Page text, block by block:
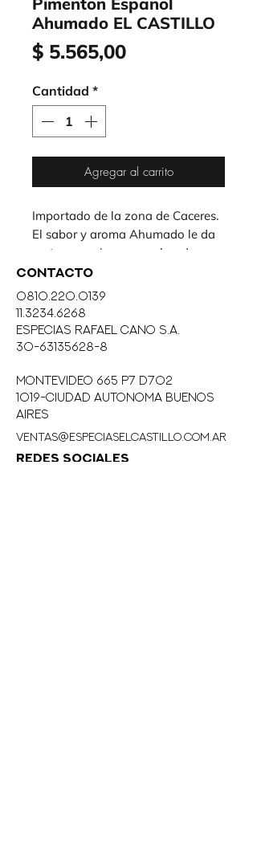
Ahumado EL CASTILLO
$ 5.565,00Precio
Cantidad *
Agregar al carrito
Importado de la zona de Caceres.
El sabor y aroma Ahumado le da
un toque unico muy valorado.
CONTACTO
0810.220.0139
11.3234.6268
eSPECIAS RAFAEL CANO S.A.
30-63135628-8
MONTEVIDEO 665 P7 D702
1019-CIUDAD AUTONOMA BUENOS
AIRES
ventas@especiaselcastillo.com.ar
REDES SOCIALES